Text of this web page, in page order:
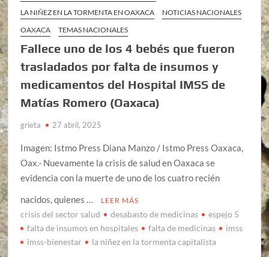
LA NIÑEZ EN LA TORMENTA EN OAXACA
NOTICIAS NACIONALES
OAXACA
TEMAS NACIONALES
Fallece uno de los 4 bebés que fueron
trasladados por falta de insumos y
medicamentos del Hospital IMSS de
Matías Romero (Oaxaca)
grieta 27 abril, 2025
Imagen: Istmo Press Diana Manzo / Istmo Press Oaxaca,
Oax.- Nuevamente la crisis de salud en Oaxaca se
evidencia con la muerte de uno de los cuatro recién
nacidos, quienes …
LEER MÁS
crisis del sector salud desabasto de medicinas
espejo 5
falta de insumos en hospitales
falta de medicinas
imss
imss-bienestar
la niñez en la tormenta capitalista